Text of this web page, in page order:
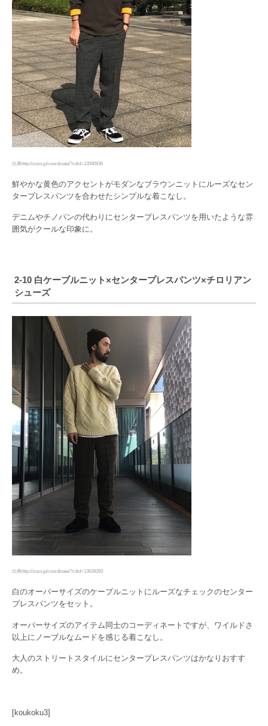
出典http://zozo.jp/coordinate/?cdid=13590936
鮮やかな黄色のアクセントがモダンなブラウンニットにルーズなセン
タープレスパンツを合わせたシンプルな着こなし。
デニムやチノパンの代わりにセンタープレスパンツを用いたような雰
囲気がクールな印象に。
2-10 白ケーブルニット×センタープレスパンツ×チロリアン
シューズ
出典http://zozo.jp/coordinate/?cdid=13628293
白のオーバーサイズのケーブルニットにルーズなチェックのセンター
プレスパンツをセット。
オーバーサイズのアイテム同士のコーディネートですが、ワイルドさ
以上にノーブルなムードを感じる着こなし。
大人のストリートスタイルにセンタープレスパンツはかなりおすす
め。
[koukoku3]